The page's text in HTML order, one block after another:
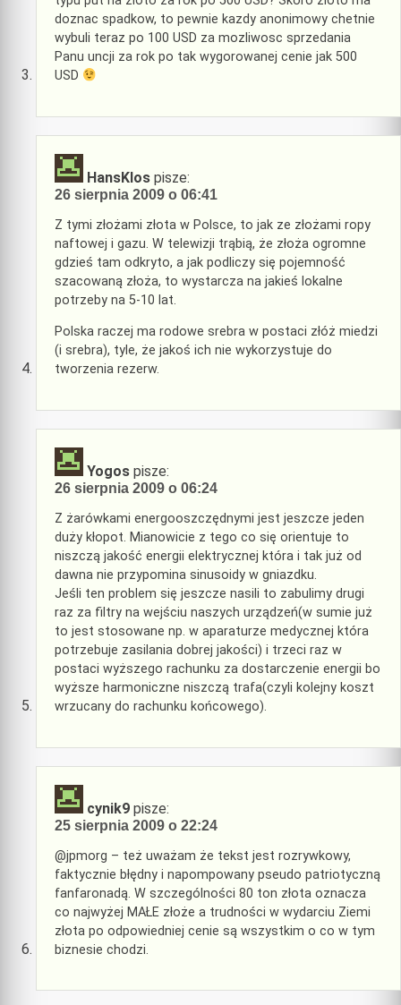
doznac spadkow, to pewnie kazdy anonimowy chetnie
wybuli teraz po 100 USD za mozliwosc sprzedania
Panu uncji za rok po tak wygorowanej cenie jak 500
USD
HansKlos pisze:
26 sierpnia 2009 o 06:41
Z tymi złożami złota w Polsce, to jak ze złożami ropy
naftowej i gazu. W telewizji trąbią, że złoża ogromne
gdzieś tam odkryto, a jak podliczy się pojemność
szacowaną złoża, to wystarcza na jakieś lokalne
potrzeby na 5-10 lat.
Polska raczej ma rodowe srebra w postaci złóż miedzi
(i srebra), tyle, że jakoś ich nie wykorzystuje do
tworzenia rezerw.
Yogos pisze:
26 sierpnia 2009 o 06:24
Z żarówkami energooszczędnymi jest jeszcze jeden
duży kłopot. Mianowicie z tego co się orientuje to
niszczą jakość energii elektrycznej która i tak już od
dawna nie przypomina sinusoidy w gniazdku.
Jeśli ten problem się jeszcze nasili to zabulimy drugi
raz za filtry na wejściu naszych urządzeń(w sumie już
to jest stosowane np. w aparaturze medycznej która
potrzebuje zasilania dobrej jakości) i trzeci raz w
postaci wyższego rachunku za dostarczenie energii bo
wyższe harmoniczne niszczą trafa(czyli kolejny koszt
wrzucany do rachunku końcowego).
cynik9 pisze:
25 sierpnia 2009 o 22:24
@jpmorg – też uważam że tekst jest rozrywkowy,
faktycznie błędny i napompowany pseudo patriotyczną
fanfaronadą. W szczególności 80 ton złota oznacza
co najwyżej MAŁE złoże a trudności w wydarciu Ziemi
złota po odpowiedniej cenie są wszystkim o co w tym
biznesie chodzi.